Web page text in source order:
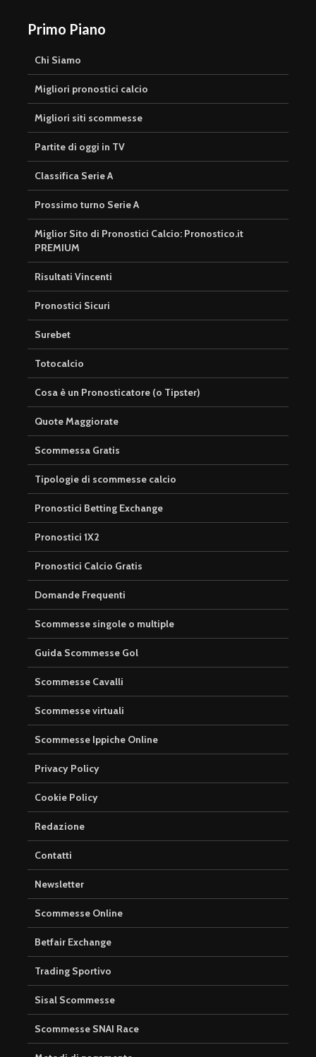
Primo Piano
Chi Siamo
Migliori pronostici calcio
Migliori siti scommesse
Partite di oggi in TV
Classifica Serie A
Prossimo turno Serie A
Miglior Sito di Pronostici Calcio: Pronostico.it
PREMIUM
Risultati Vincenti
Pronostici Sicuri
Surebet
Totocalcio
Cosa è un Pronosticatore (o Tipster)
Quote Maggiorate
Scommessa Gratis
Tipologie di scommesse calcio
Pronostici Betting Exchange
Pronostici 1X2
Pronostici Calcio Gratis
Domande Frequenti
Scommesse singole o multiple
Guida Scommesse Gol
Scommesse Cavalli
Scommesse virtuali
Scommesse Ippiche Online
Privacy Policy
Cookie Policy
Redazione
Contatti
Newsletter
Scommesse Online
Betfair Exchange
Trading Sportivo
Sisal Scommesse
Scommesse SNAI Race